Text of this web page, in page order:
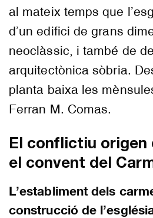
al mateix temps que
d’un edifici de grans
neoclàssic, i també de
arquitectònica sòbria.
planta baixa les
Ferran M. Comas.
El conflictiu origen
el convent del
L’establiment dels
construcció de